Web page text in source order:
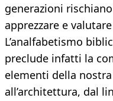
generazioni
apprezzare e
L’analfabetismo
preclude infatti la
elementi della
all’architettura, dal